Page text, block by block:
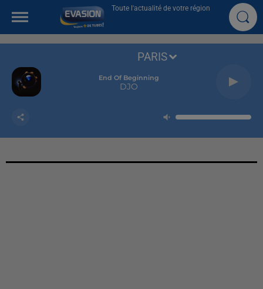
Toute l'actualité de votre région
End Of Beginning
DJO
PARIS